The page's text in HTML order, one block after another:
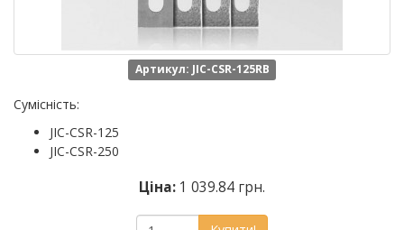
Артикул: JIC-CSR-125RB
Сумісність:
JIC-CSR-125
JIC-CSR-250
Ціна: 1 039.84 грн.